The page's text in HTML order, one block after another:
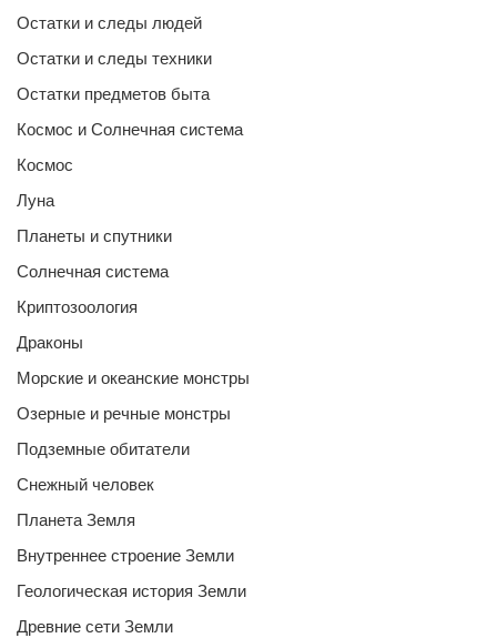
Остатки и следы людей
Остатки и следы техники
Остатки предметов быта
Космос и Солнечная система
Космос
Луна
Планеты и спутники
Солнечная система
Криптозоология
Драконы
Морские и океанские монстры
Озерные и речные монстры
Подземные обитатели
Снежный человек
Планета Земля
Внутреннее строение Земли
Геологическая история Земли
Древние сети Земли